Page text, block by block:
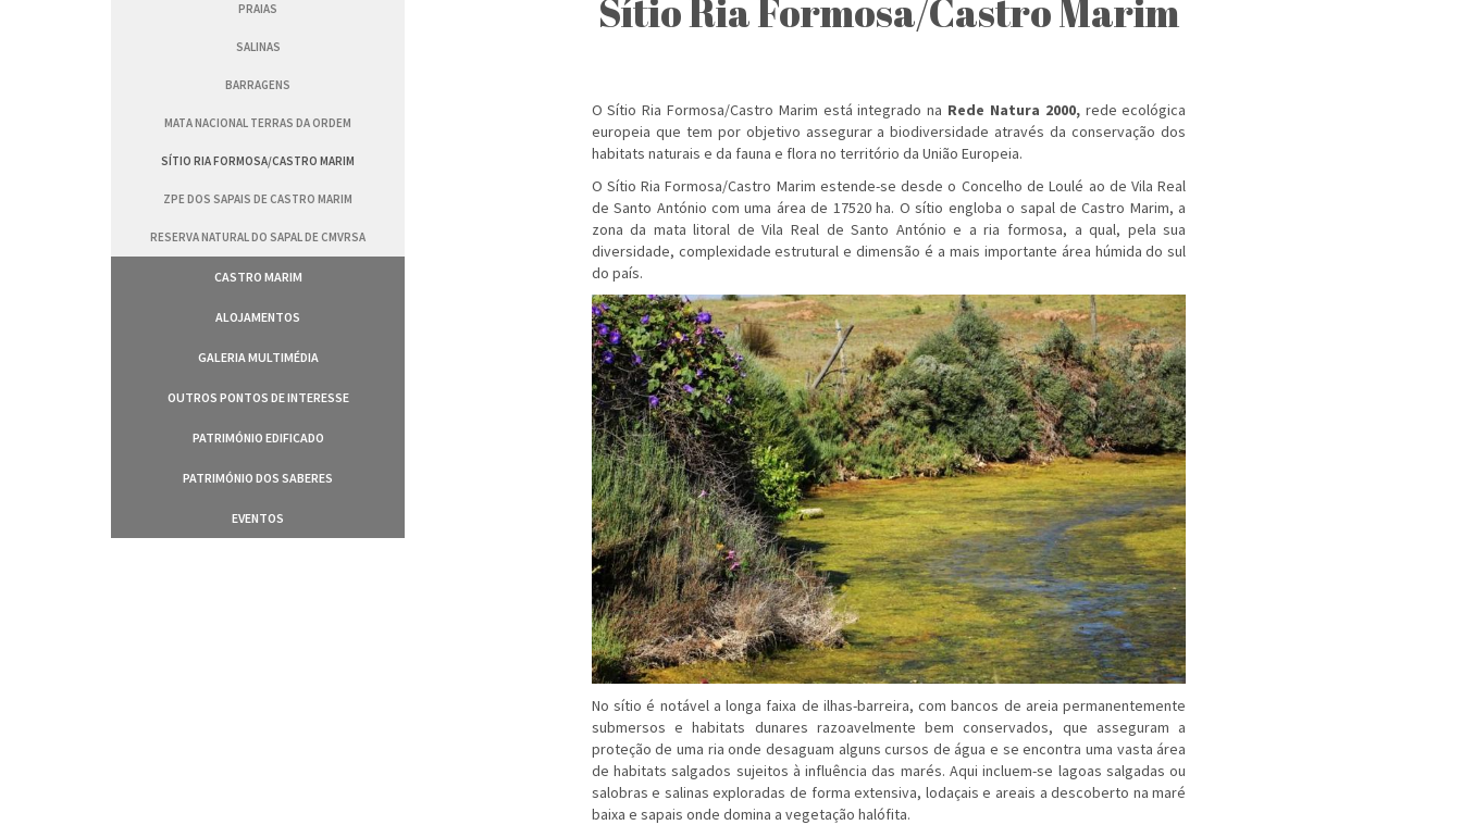
PRAIAS
SALINAS
BARRAGENS
MATA NACIONAL TERRAS DA ORDEM
SÍTIO RIA FORMOSA/CASTRO MARIM
ZPE DOS SAPAIS DE CASTRO MARIM
RESERVA NATURAL DO SAPAL DE CMVRSA
CASTRO MARIM
ALOJAMENTOS
GALERIA MULTIMÉDIA
OUTROS PONTOS DE INTERESSE
PATRIMÓNIO EDIFICADO
PATRIMÓNIO DOS SABERES
EVENTOS
Sítio Ria Formosa/Castro Marim
O Sítio Ria Formosa/Castro Marim está integrado na Rede Natura 2000,rede ecológica
europeia que tem por objetivo assegurar a biodiversidade através da conservação dos
habitats naturais e da fauna e flora no território da União Europeia.
O Sítio Ria Formosa/Castro Marim estende-se desde o Concelho de Loulé ao de Vila Real
de Santo António com uma área de 17520 ha. O sítio engloba o sapal de Castro Marim, a
zona da mata litoral de Vila Real de Santo António e a ria formosa, a qual, pela sua
diversidade, complexidade estrutural e dimensão é a mais importante área húmida do sul
do país.
No sítio é notável a longa faixa de ilhas-barreira, com bancos de areia permanentemente
submersos e habitats dunares razoavelmente bem conservados, que asseguram a
proteção de uma ria onde desaguam alguns cursos de água e se encontra uma vasta área
de habitats salgados sujeitos à influência das marés. Aqui incluem-se lagoas salgadas ou
salobras e salinas exploradas de forma extensiva, lodaçais e areais a descoberto na maré
baixa e sapais onde domina a vegetação halófita.